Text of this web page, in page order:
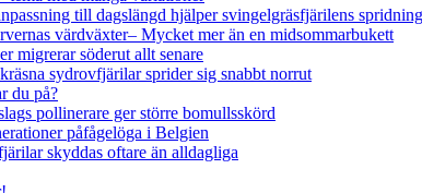
till dagslängd hjälper svingelgräsfjärilens
värdväxter– Mycket mer än en midsommarbukett
migrerar söderut allt senare
sydrovfjärilar sprider sig snabbt norrut
du på?
pollinerare ger större bomullsskörd
påfågelöga i Belgien
skyddas oftare än alldagliga